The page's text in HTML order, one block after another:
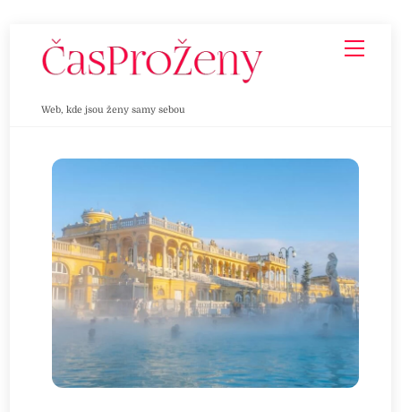
Web, kde jsou ženy samy sebou